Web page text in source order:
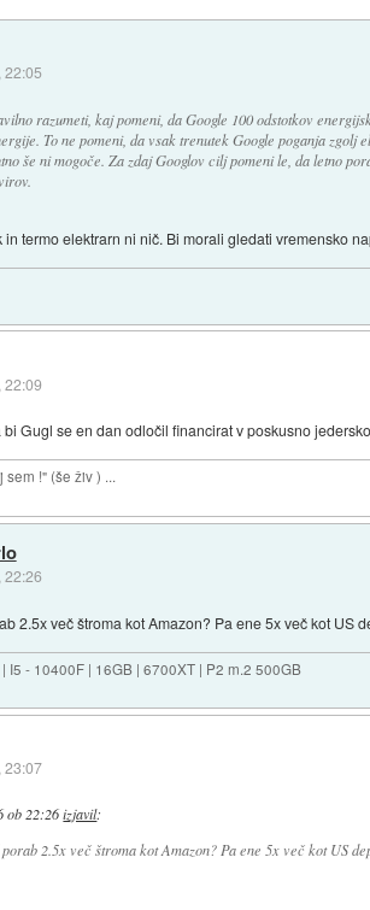
22:05
razumeti, kaj pomeni, da Google 100 odstotkov
To ne pomeni, da vsak trenutek Google poganja zgolj
še ni mogoče. Za zdaj Googlov cilj pomeni le, da letno
in termo elektrarn ni nič. Bi morali gledati vremensko
22:09
Gugl se en dan odločil financirat v poskusno
!" (še živ ) ...
22:26
2.5x več štroma kot Amazon? Pa ene 5x več kot US
I5 - 10400F | 16GB | 6700XT | P2 m.2 500GB
23:07
ob 22:26 izjavil:
2.5x več štroma kot Amazon? Pa ene 5x več kot US